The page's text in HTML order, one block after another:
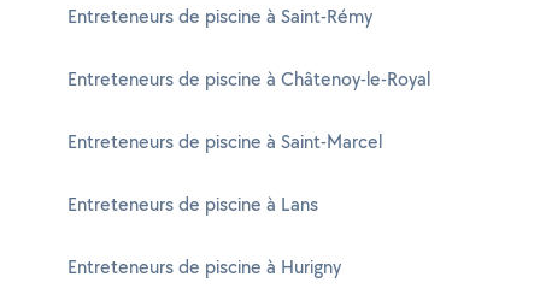
Entreteneurs de piscine à Saint-Rémy
Entreteneurs de piscine à Châtenoy-le-Royal
Entreteneurs de piscine à Saint-Marcel
Entreteneurs de piscine à Lans
Entreteneurs de piscine à Hurigny